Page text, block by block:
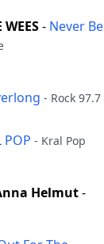
WEES- Never Be
- Rock 97.7
POP - Kral Pop
Helmut-